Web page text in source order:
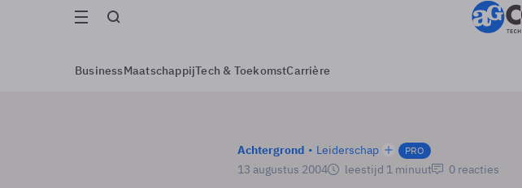
BusinessMaatschappijTech & ToekomstCarrière
Achtergrond Leiderschap PRO
13 augustus 2004 leestijd 1 minuut 0 reacties